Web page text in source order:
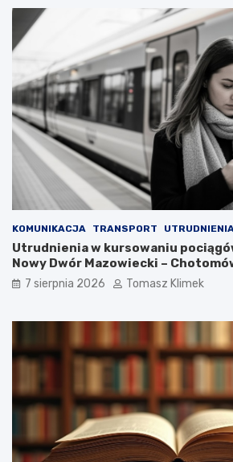
KOMUNIKACJA TRANSPORT UTRUDNIENIA
Utrudnienia w kursowaniu
Nowy Dwór Mazowiecki –
7 sierpnia 2026 Tomasz Klimek